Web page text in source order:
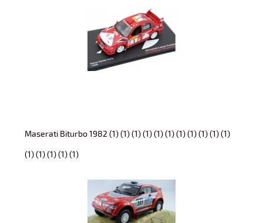
Maserati Biturbo 1982 (1) (1) (1) (1) (1) (1) (1) (1) (1) (1) (1)
(1) (1) (1) (1) (1)